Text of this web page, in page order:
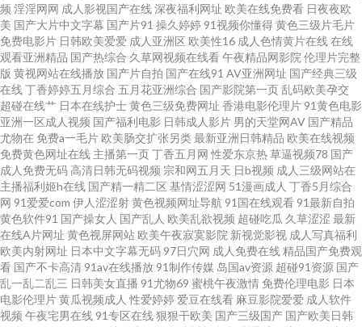
美麻豆精品久久 91果冻制作厂麻豆 久草福利在线视频 91疯狂高潮对白合集
欧美女同69 美女九一视频 69福利社不卡 avvt天堂网男人 久久网站链接 亚洲
欧洲国产日产综合 国产日批 性精品区 91孕妇直射 久久精品黄色 香蕉伊人网
91香蕉视频18 精品国产香蕉日日夜夜 伪娘ts人妖在线播放 91人妻人人干 玖
玖资源站在线 在线草a 国产激情文学自拍视频 午夜福利合集一区观看 91在线
观看最新地址 久草在线视频福利 亚州欧美日韩综合在线 岛国在线 日精品无
码 91探花一区在线 九一爽爽 亚洲综合小说网 91中文字幕熟女 久久精品中文
字幕麻豆 亚洲强奸av 91在现免费网站 色色艹穴逼色色 91素人在线观看 久久
频 淫淫网网 成人影视国产在线深夜福利网址 欧美在线免费看 日夜夜欧
美 国产大片中文字幕 国产片91 操久婷婷 91视频你懂得黄色三级片毛片
免费电影片 日韩欧美爱爱 成人亚洲区 欧美性16 成人色情黄片在线在线
观看亚洲精品 国产热综合 久草网视频在线看午夜精品网影院 伦理片完整
版 黄视网站在线播放 国产片自拍 国产在线91 AV亚洲网址 国产经典三级
在线丁香婷婷五月综合 五月花亚洲综合 国产影院第一页乱码欧美孕交
超碰在线艹 日本在线护士黄色三级免费网址 香港电影伦理片 91黄色电影
亚洲一区成人视频 国产福利电影 日韩成人影片 男的天堂网AV 国产精品
尤物在 免费a一毛片 欧美肠交扩张另类最新亚洲日韩精品 欧美在线视频
免费黄色网址在线 主播第一页丁香五月网 性爱东京热草逼视频78 国产
成人免费无码 高清日韩无码视频 宗和网五月天 日b视频 成人三级网站在
主播福利姬h在线 国产精一精二区 基情涩涩网 51漫画成人 丁香5月综合
网 91爱爱com 伊人涩涩射黄色视频网址导航 91国在线观看 91最新自拍
黄色软件91 国产操女人 国产乱人 欧美乱欲视频 超碰吃瓜 久草涩涩 最新
在线A片网址 黄色视屏网站 欧美午夜寂寞影院 新视觉影视 成人写真福利
欧美内射网址 日本中文字幕无码 97日穴网 成人免费在线 精品国产免费观
看 国产不卡高清 91av在线播放 91制作传媒 岛国av资源 超碰91资源 国产
乱一乱二乱三 日韩美女直播 91尤物69 蜜桃午夜激情 免费伦理电影 日本
电影伦理片黄瓜视频成人 性爱婷婷 爱豆在线看 麻豆影院爱爱 成人软件
视频 午夜宅男在线 91专区在线狠狠干欧美 国产三级国产 国产欧美日韩